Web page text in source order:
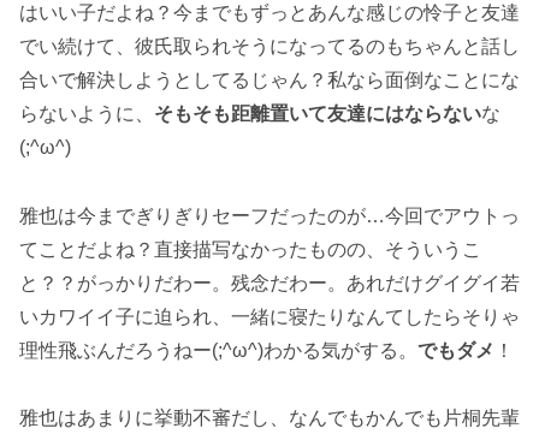
はいい子だよね？今までもずっとあんな感じの怜子と友達
でい続けて、彼氏取られそうになってるのもちゃんと話し
合いで解決しようとしてるじゃん？私なら面倒なことにな
らないように、 そもそも距離置いて友達にはならないな
(;^ω^)
雅也は今までぎりぎりセーフだったのが…今回でアウトっ
てことだよね？直接描写なかったものの、そういうこ
と？？がっかりだわー。残念だわー。あれだけグイグイ若
いカワイイ子に迫られ、一緒に寝たりなんてしたらそりゃ
理性飛ぶんだろうねー(;^ω^)わかる気がする。 でもダメ ！
雅也はあまりに挙動不審だし、なんでもかんでも片桐先輩